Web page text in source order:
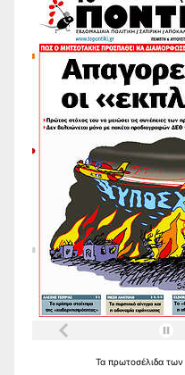
Τα πρωτοσέλιδα των